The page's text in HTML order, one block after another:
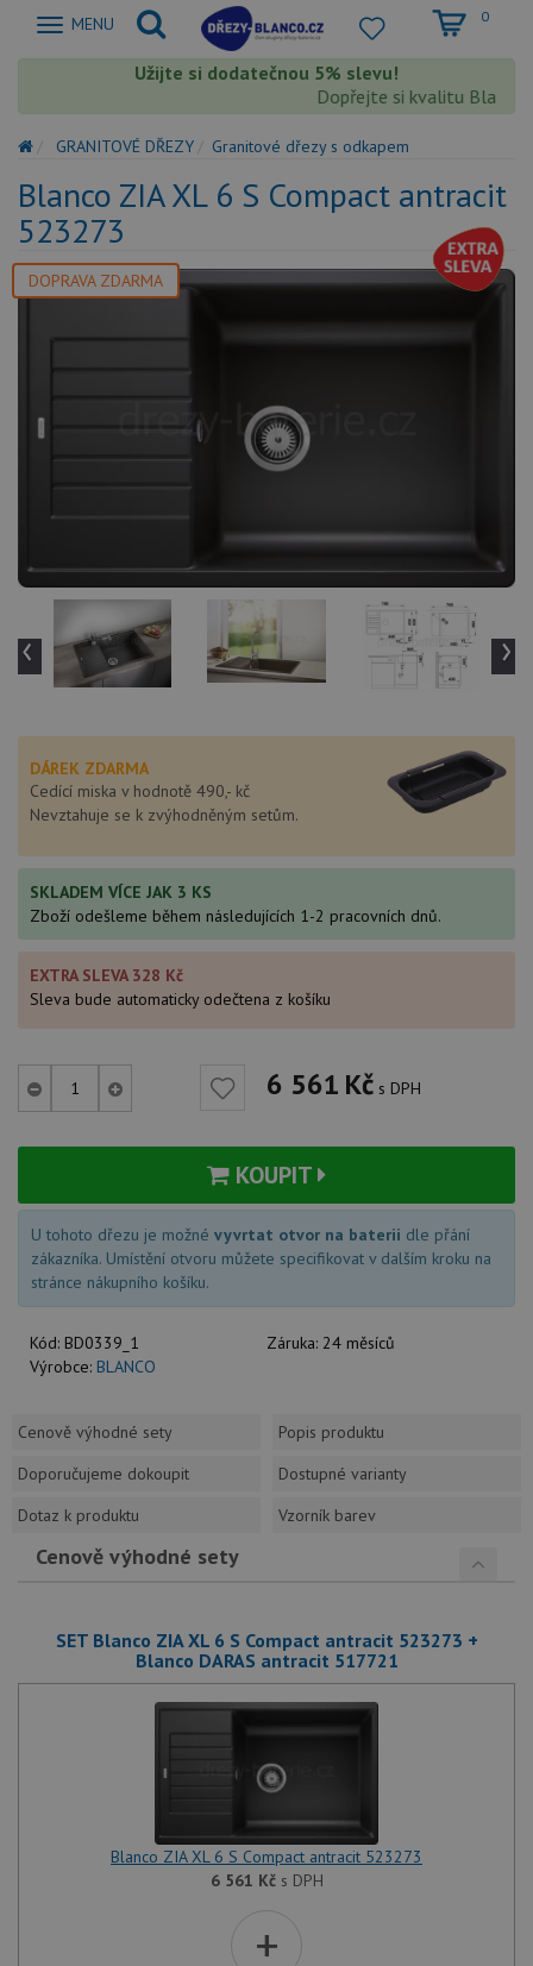
Zobrazit
MENU 0
Užijte si dodatečnou 5% slevu!
Dopřejte si kvalitu Blanco s
GRANITOVÉ DŘEZY Granitové dřezy s odkapem
Blanco ZIA XL 6 S Compact antracit
523273
DOPRAVA ZDARMA
‹ ›
DÁREK ZDARMA
Cedící miska v hodnotě 490,- kč
Nevztahuje se k zvýhodněným setům.
SKLADEM VÍCE JAK 3 KS
Zboží odešleme během následujících 1-2 pracovních dnů.
EXTRA SLEVA 328 Kč
Sleva bude automaticky odečtena z košíku
6 561 Kč s DPH
KOUPIT
U tohoto dřezu je možné vyvrtat otvor na baterii dle přání
zákazníka. Umístění otvoru můžete specifikovat v dalším kroku na
stránce nákupního košíku.
Kód: BD0339_1 Záruka: 24 měsíců
Výrobce: BLANCO
Cenově výhodné sety
Popis produktu
Doporučujeme dokoupit
Dostupné varianty
Dotaz k produktu
Vzorník barev
Cenově výhodné sety
SET Blanco ZIA XL 6 S Compact antracit 523273 +
Blanco DARAS antracit 517721
Blanco ZIA XL 6 S Compact antracit 523273
6 561 Kčs DPH
+